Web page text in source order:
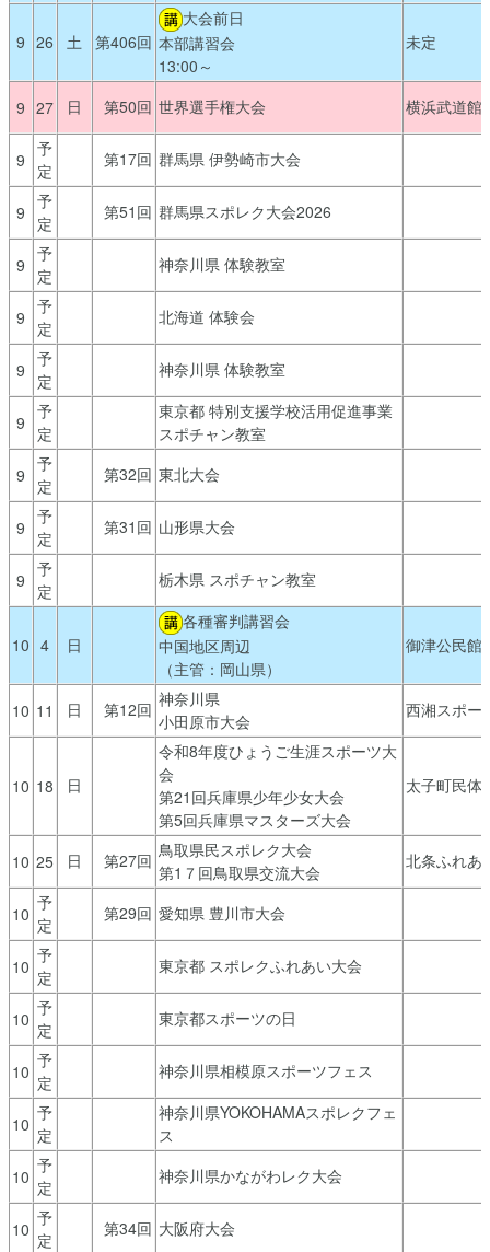
9 26 土 第406回
大会前日
本部講習会
13:00～
未定
9 27 日 第50回 世界選手権大会 横浜武道館
9
予
定
第17回 群馬県 伊勢崎市大会
9
予
定
第51回 群馬県スポレク大会2026
9
予
定
神奈川県 体験教室
9
予
定
北海道 体験会
9
予
定
神奈川県 体験教室
9
予
定
東京都 特別支援学校活用促進事業
スポチャン教室
9
予
定
第32回 東北大会
9
予
定
第31回 山形県大会
9
予
定
栃木県 スポチャン教室
10 4 日
各種審判講習会
中国地区周辺
（主管：岡山県）
御津公民館
10 11 日 第12回 神奈川県
小田原市大会
西湘スポー
10 18 日
令和8年度ひょうご生涯スポーツ大
会
第21回兵庫県少年少女大会
第5回兵庫県マスターズ大会
太子町民体
10 25 日 第27回 鳥取県民スポレク大会
第1７回鳥取県交流大会
北条ふれあ
10
予
定
第29回 愛知県 豊川市大会
10
予
定
東京都 スポレクふれあい大会
10
予
定
東京都スポーツの日
10
予
定
神奈川県相模原スポーツフェス
10
予
定
神奈川県YOKOHAMAスポレクフェ
ス
10
予
定
神奈川県かながわレク大会
10
予
定
第34回 大阪府大会